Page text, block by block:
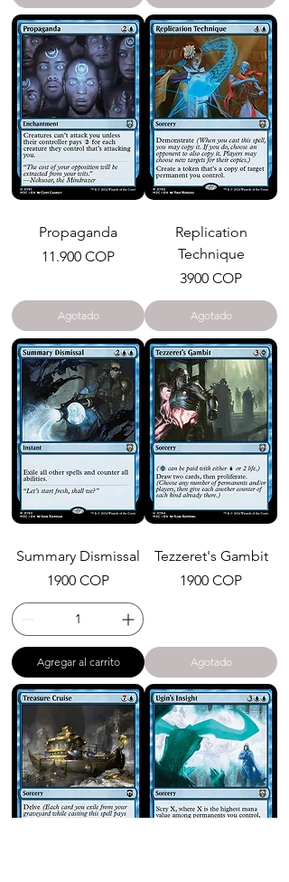
Propaganda
Precio
11.900 COP
Agotado
Replication
Technique
Precio
3900 COP
Agotado
Summary Dismissal
Precio
1900 COP
Agregar al carrito
Tezzeret's Gambit
Precio
1900 COP
Agotado